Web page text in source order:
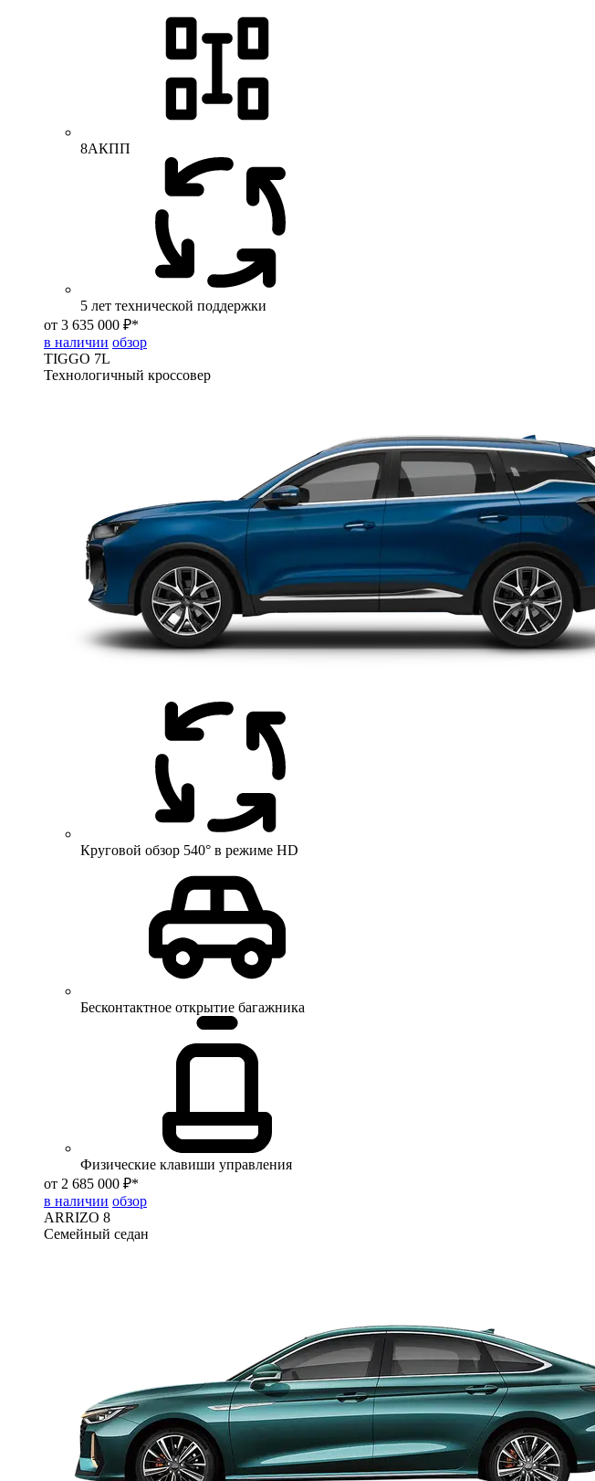
8АКПП
5 лет технической поддержки
от 3 635 000 ₽*
в наличии обзор
TIGGO 7L
Технологичный кроссовер
Круговой обзор 540° в режиме HD
Бесконтактное открытие багажника
Физические клавиши управления
от 2 685 000 ₽*
в наличии обзор
ARRIZO 8
Семейный седан